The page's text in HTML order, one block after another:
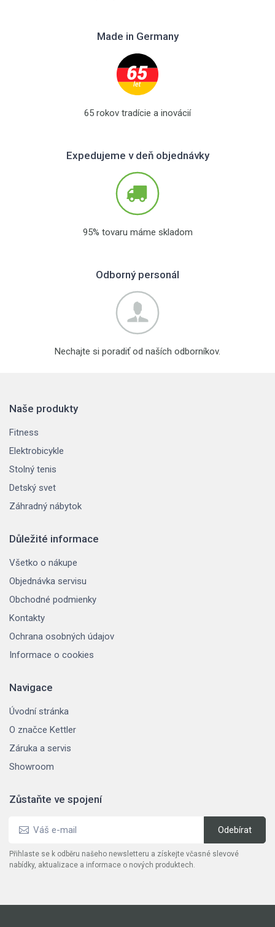
Made in Germany
65 rokov tradície a inovácií
Expedujeme v deň objednávky
95% tovaru máme skladom
Odborný personál
Nechajte si poradiť od naších odborníkov.
Naše produkty
Fitness
Elektrobicykle
Stolný tenis
Detský svet
Záhradný nábytok
Důležité informace
Všetko o nákupe
Objednávka servisu
Obchodné podmienky
Kontakty
Ochrana osobných údajov
Informace o cookies
Navigace
Úvodní stránka
O značce Kettler
Záruka a servis
Showroom
Zůstaňte ve spojení
Přihlaste se k odběru našeho newsletteru a získejte včasné slevové
nabídky, aktualizace a informace o nových produktech.